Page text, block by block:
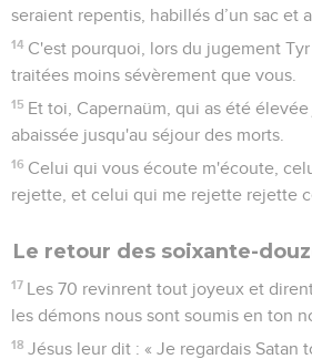
seraient repentis, habillés d’un sac et
14 C'est pourquoi, lors du jugement
traitées moins sévèrement que vous.
15 Et toi, Capernaüm, qui as été
abaissée jusqu'au séjour des morts.
16 Celui qui vous écoute m'écoute,
rejette, et celui qui me rejette rejette
Le retour des soixante-
17 Les 70 revinrent tout joyeux et
les démons nous sont soumis en ton
18 Jésus leur dit : « Je regardais Satan